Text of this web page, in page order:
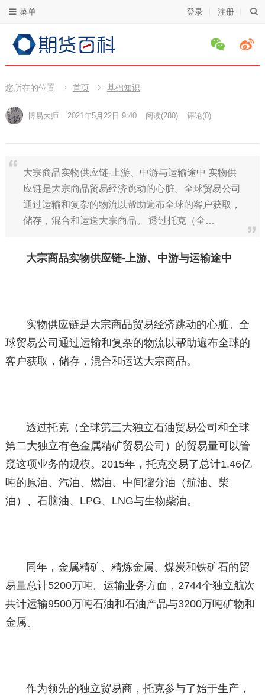
登录 注册
菜单
您所在的位置 首页 基础知识
博易大师 2021年5月22日 9:40 阅读(280) 评论(0)
大宗商品实物供应链-上游、中游与运输途中 实物供
应链是大宗商品贸易经济跳动的心脏。全球贸易公司
通过运输和复杂的物流以帮助遍布全球的客户获取，
储存，混合和运送大宗商品。 透过托克（全…
大宗商品实物供应链-上游、中游与运输途中
实物供应链是大宗商品贸易经济跳动的心脏。全
球贸易公司通过运输和复杂的物流以帮助遍布全球的
客户获取，储存，混合和运送大宗商品。
透过托克（全球第三大独立石油贸易公司和全球
第二大独立有色金属精矿贸易公司）的贸易量可以管
窥这项业务的规模。2015年，托克交易了总计1.46亿
吨的原油、汽油、燃油、中间馏分油（航油、柴
油）、石脑油、LPG、LNG与生物柴油。
同年，金属精矿、精炼金属、煤炭和铁矿石的贸
易量总计5200万吨。运输业务方面，2744个独立航次
共计运输9500万吨石油和石油产品与3200万吨矿物和
金属。
作为领先的独立贸易商，托克参与了始于生产，